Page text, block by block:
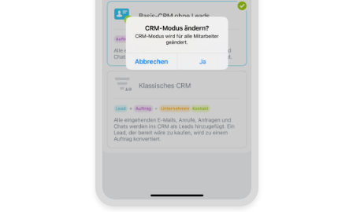
Marketing
Vertriebsstelle
CRM-Analytik
Workflows